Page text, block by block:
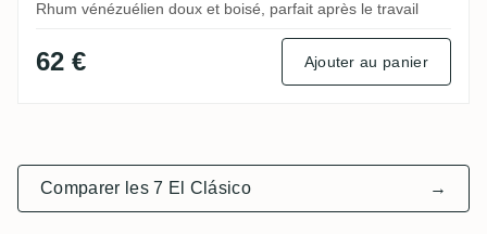
Rhum vénézuélien doux et boisé, parfait après le travail
62 € Ajouter au panier
Comparer les 7 El Clásico →